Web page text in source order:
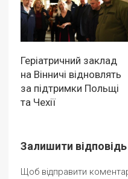
Геріатричний заклад
на Вінничі відновлять
за підтримки Польщі
та Чехії
Залишити відповідь
Щоб відправити